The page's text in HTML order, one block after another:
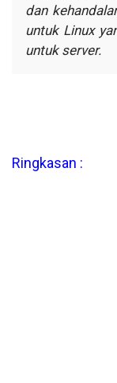
dan
untuk Linux
untuk server.
Ringkasan :